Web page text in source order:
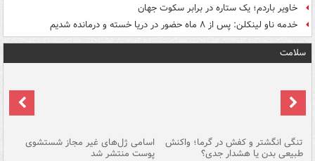
خاویر باردم؛ یک ستاره در برابر سکوت جهان
خدمه ناو لینکلن: پس از ۸ ماه حضور در دریا خسته و درمانده‌ شدیم
سلامت
تنگی انگشتر و کفش در گرما؛ واکنش
طبیعی بدن یا هشدار جدی؟
اسامی ژل‌های غیر مجاز شستشوی
پوست منتشر شد